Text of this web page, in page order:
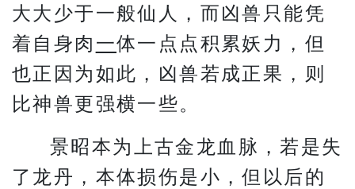
大大少于一般仙人，而凶兽只能凭
着自身肉 一体一点点积累妖力，但
也正因为如此，凶兽若成正果，则
比神兽更强横一些。
景昭本为上古金龙血脉，若是失
了龙丹，本体损伤是小，但以后的